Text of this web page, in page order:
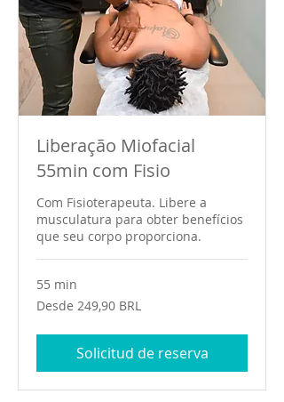
Liberação Miofacial
55min com Fisio
Com Fisioterapeuta. Libere a
musculatura para obter benefícios
que seu corpo proporciona.
55 min
Desde
249,90
Desde 249,90 BRL
Solicitud de reserva